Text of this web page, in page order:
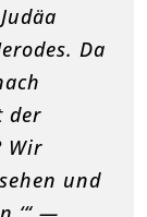
Da
der
Wir
und